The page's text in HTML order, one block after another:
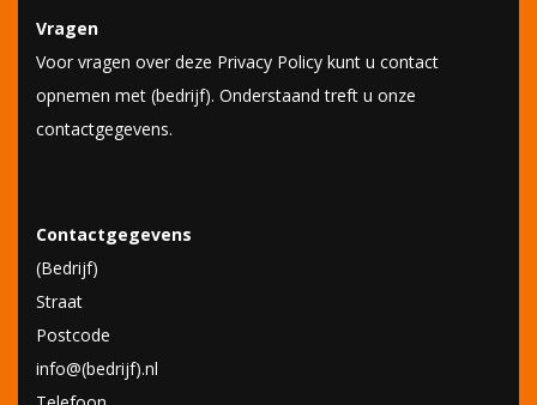
Vragen
Voor vragen over deze Privacy Policy kunt u contact
opnemen met (bedrijf). Onderstaand treft u onze
contactgegevens.
Contactgegevens
(Bedrijf)
Straat
Postcode
info@(bedrijf).nl